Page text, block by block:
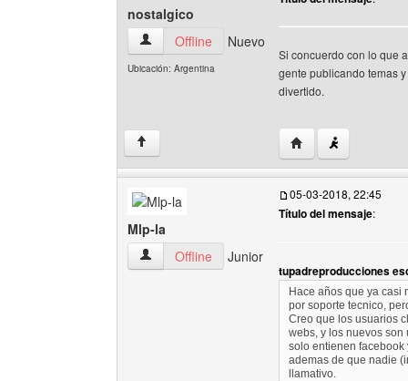
nostalgico
nostalgico Ver perfil del usuario
Offline Nuevo
Ubicación: Argentina
Si concuerdo con lo que
gente publicando temas
divertido.
↑ Visitar sitio web del
Mlp-la
Mlp-la Ver perfil del usuario
Offline Junior
05-03-2018, 22:45
Título del mensaje:
tupadreproducciones
Hace años que ya casi
por soporte tecnico,
Creo que los usuarios
webs, y los nuevos
solo entienen facebook
ademas de que nadie
llamativo.